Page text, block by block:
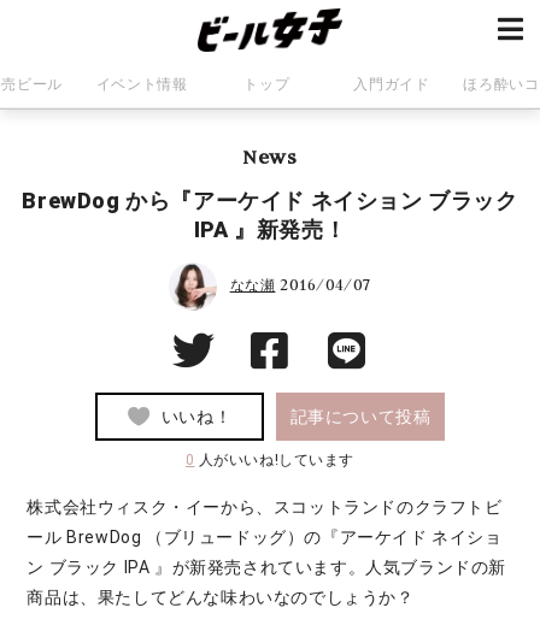
ビール イベント情報 トップ 入門ガイド ほろ酔い
News
BrewDog から『アーケイド ネイション ブラック
IPA 』新発売！
なな瀬 2016/04/07
いいね！ 記事について投稿
0 人がいいね!しています
株式会社ウィスク・イーから、スコットランドのクラフトビ
ール BrewDog （ブリュードッグ）の『アーケイド ネイショ
ン ブラック IPA 』が新発売されています。人気ブランドの新
商品は、果たしてどんな味わいなのでしょうか？